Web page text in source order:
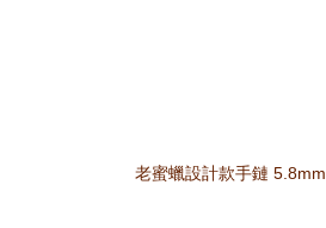
老蜜蠟設計款手鏈 5.8mm